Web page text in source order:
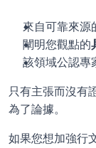
來自可靠來源
闡明您觀點的
該領域公認專
只有主張而沒有
為了論據。
如果您想加強行